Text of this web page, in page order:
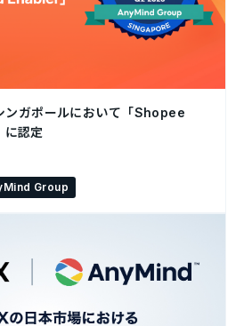
ガポールにおいて「Shopee
認定
Group